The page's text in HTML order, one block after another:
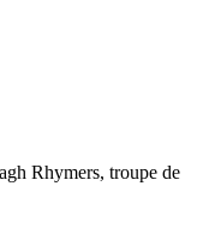
Rhymers, troupe de